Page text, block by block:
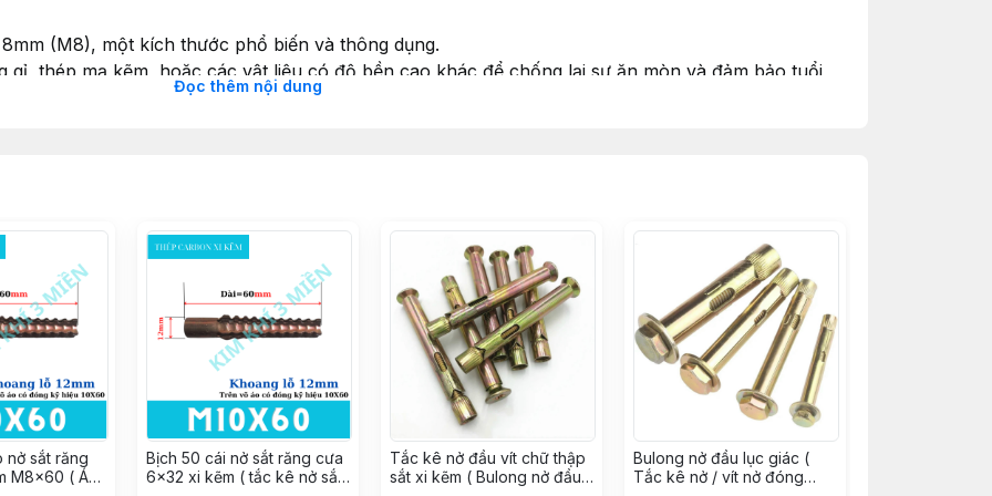
(M8), một kích thước phổ biến và thông dụng.
gỉ, thép mạ kẽm, hoặc các vật liệu có độ bền cao khác để chống lại sự ăn mòn và đảm bảo tuổi
thường được sử dụng để bắt chặt tiren vào các bề mặt bê tông trong các công trình xây dựng. Nó
tông, đảm bảo sự ổn định và chắc chắn.
trong việc lắp đặt hệ thống treo, như hệ thống ống dẫn, cáp điện, hệ thống HVAC hoặc các
cao.
có khả năng chịu tải trung bình, phù hợp cho các ứng dụng không yêu cầu quá nhiều về tải
bắt tiren M8 là lựa chọn phổ biến trong việc thi công các cấu trúc yêu cầu độ bền cao trong
Đọc thêm nội dung
nở sắt răng
M8x60 ( Áo
Bịch 50 cái nở sắt răng cưa
6x32 xi kẽm ( tắc kê nở sắt
Tắc kê nở đầu vít chữ thập
sắt xi kẽm ( Bulong nở đầu
Bulong nở đầu lục giác (
Tắc kê nở / vít nở đóng